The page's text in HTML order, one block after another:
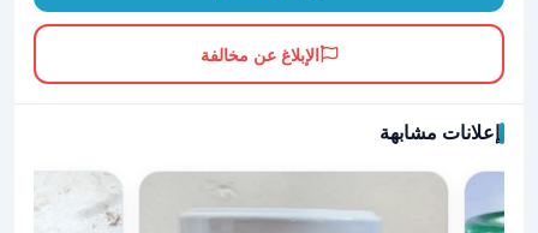
الإبلاغ عن مخالفة
إعلانات مشابهة